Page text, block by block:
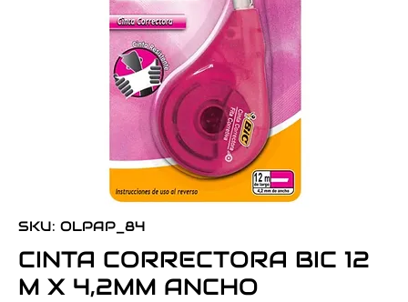
SKU: OLPAP_84
CINTA CORRECTORA BIC 12
M X 4,2MM ANCHO